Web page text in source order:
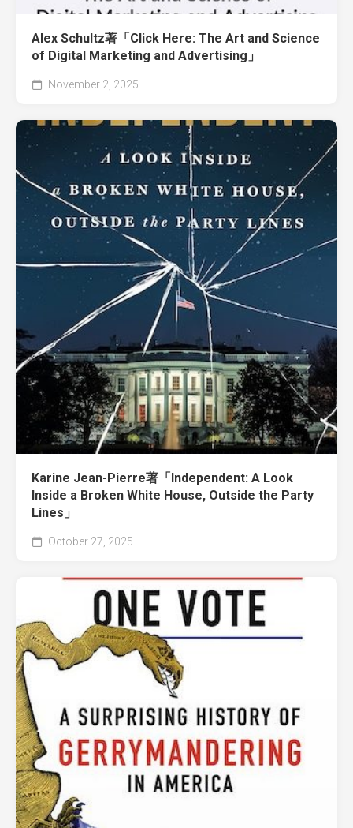
Alex Schultz著「Click Here: The Art and Science
of Digital Marketing and Advertising」
November 2, 2025
Karine Jean-Pierre著「Independent: A Look
Inside a Broken White House, Outside the Party
Lines」
October 27, 2025